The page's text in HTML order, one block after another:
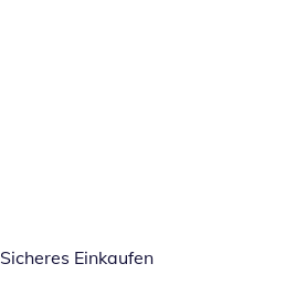
Sicheres Einkaufen